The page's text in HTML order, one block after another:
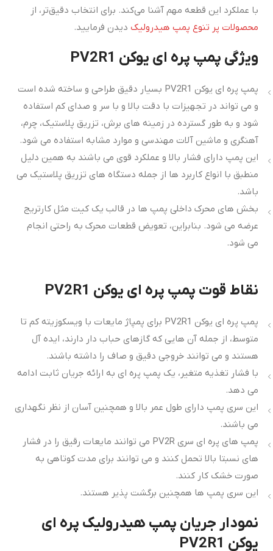
با عملکرد این قطعه مهم آشنا می‌کند. برای انتخاب دقیق‌تر، از
محصولات پر تنوع پمپ هیدرولیک دیدن فرمایید.
ویژگی پمپ پره ای یوکن PV2R1
پمپ پره ای یوکن PV2R1 بسیار دقیق طراحی و ساخته شده است
و می تواند در تجهیزات با دقت بالا و با سر و صدای کم استفاده
شود و به طور گسترده در زمینه های برش، تزریق پلاستیک، چرم،
آهنگری و ماشین آلات مهندسی و موارد مشابه استفاده می شود.
این پمپ دارای فشار بالا و عملکرد قوی می باشند به همین دلیل
منطبق با انواع کاربرد ها از جمله دستگاه های تزریق پلاستیک می
باشد.
بخش های محرک داخلی پمپ ها در قالب یک کیت مثل کارتریج
عرضه می شود. بنابراین، تعویض قطعات محرک به راحتی انجام
می شود.
نقاط قوت پمپ پره ای یوکن PV2R1
پمپ پره ای یوکن PV2R1 برای پمپاژ مایعات با ویسکوزیته کم تا
متوسط، از جمله آن هایی که گازهای حباب دار دارند، ایده آل
هستند و می توانند خروجی دقیق و صاف را داشته باشند.
با فشار تغذیه متغیر، یک پمپ پره ای به ارائه جریان ثابت ادامه
می دهد.
این سری پمپ دارای طول عمر بالا و همچنین آسان از نظر نگهداری
می باشند.
پمپ های پره ای سری PV2R می توانند مایعات رقیق را در فشار
های نسبتا بالا تحمل کنند و می توانند برای مدت کوتاهی به
صورت خشک کار کنند.
این سری پمپ ها همچنین برگشت پذیر هستند.
نمودار جریان پمپ هیدرولیک پره ای
یوکن PV2R1